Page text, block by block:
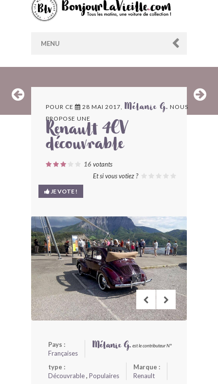
MENU
ARCHIVES
LES CONTRIBUTEURS
MODÈLES ET MARQUES
COMMENT FONCTIONNE BLV ?
POUR CE 28 MAI 2017, Mélanie G. NOUS
PROPOSE UNE
Renault 4CV
découvrable
16 votants
Et si vous votiez ?
JE VOTE !
Pays :
Françaises
type :
Découvrable, Populaires
Marque :
Renault
Mélanie G. est le contributeur N°